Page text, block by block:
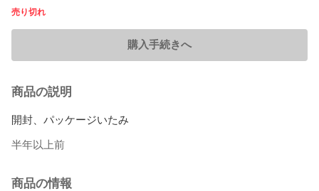
売り切れ
購入手続きへ
商品の説明
開封、パッケージいたみ
半年以上前
商品の情報